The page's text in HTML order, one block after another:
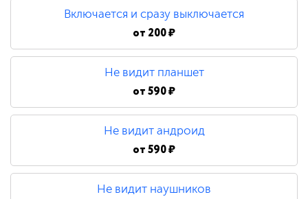
Включается и сразу выключается
от 200 ₽
Не видит планшет
от590 ₽
Не видит андроид
от590 ₽
Не видит наушников